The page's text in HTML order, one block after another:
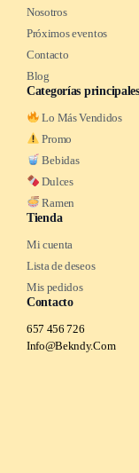
Nosotros
Próximos eventos
Contacto
Blog
Categorías principales
Lo Más Vendidos
Promo
Bebidas
Dulces
Ramen
Tienda
Mi cuenta
Lista de deseos
Mis pedidos
Contacto
657 456 726
Info@Bekndy.Com